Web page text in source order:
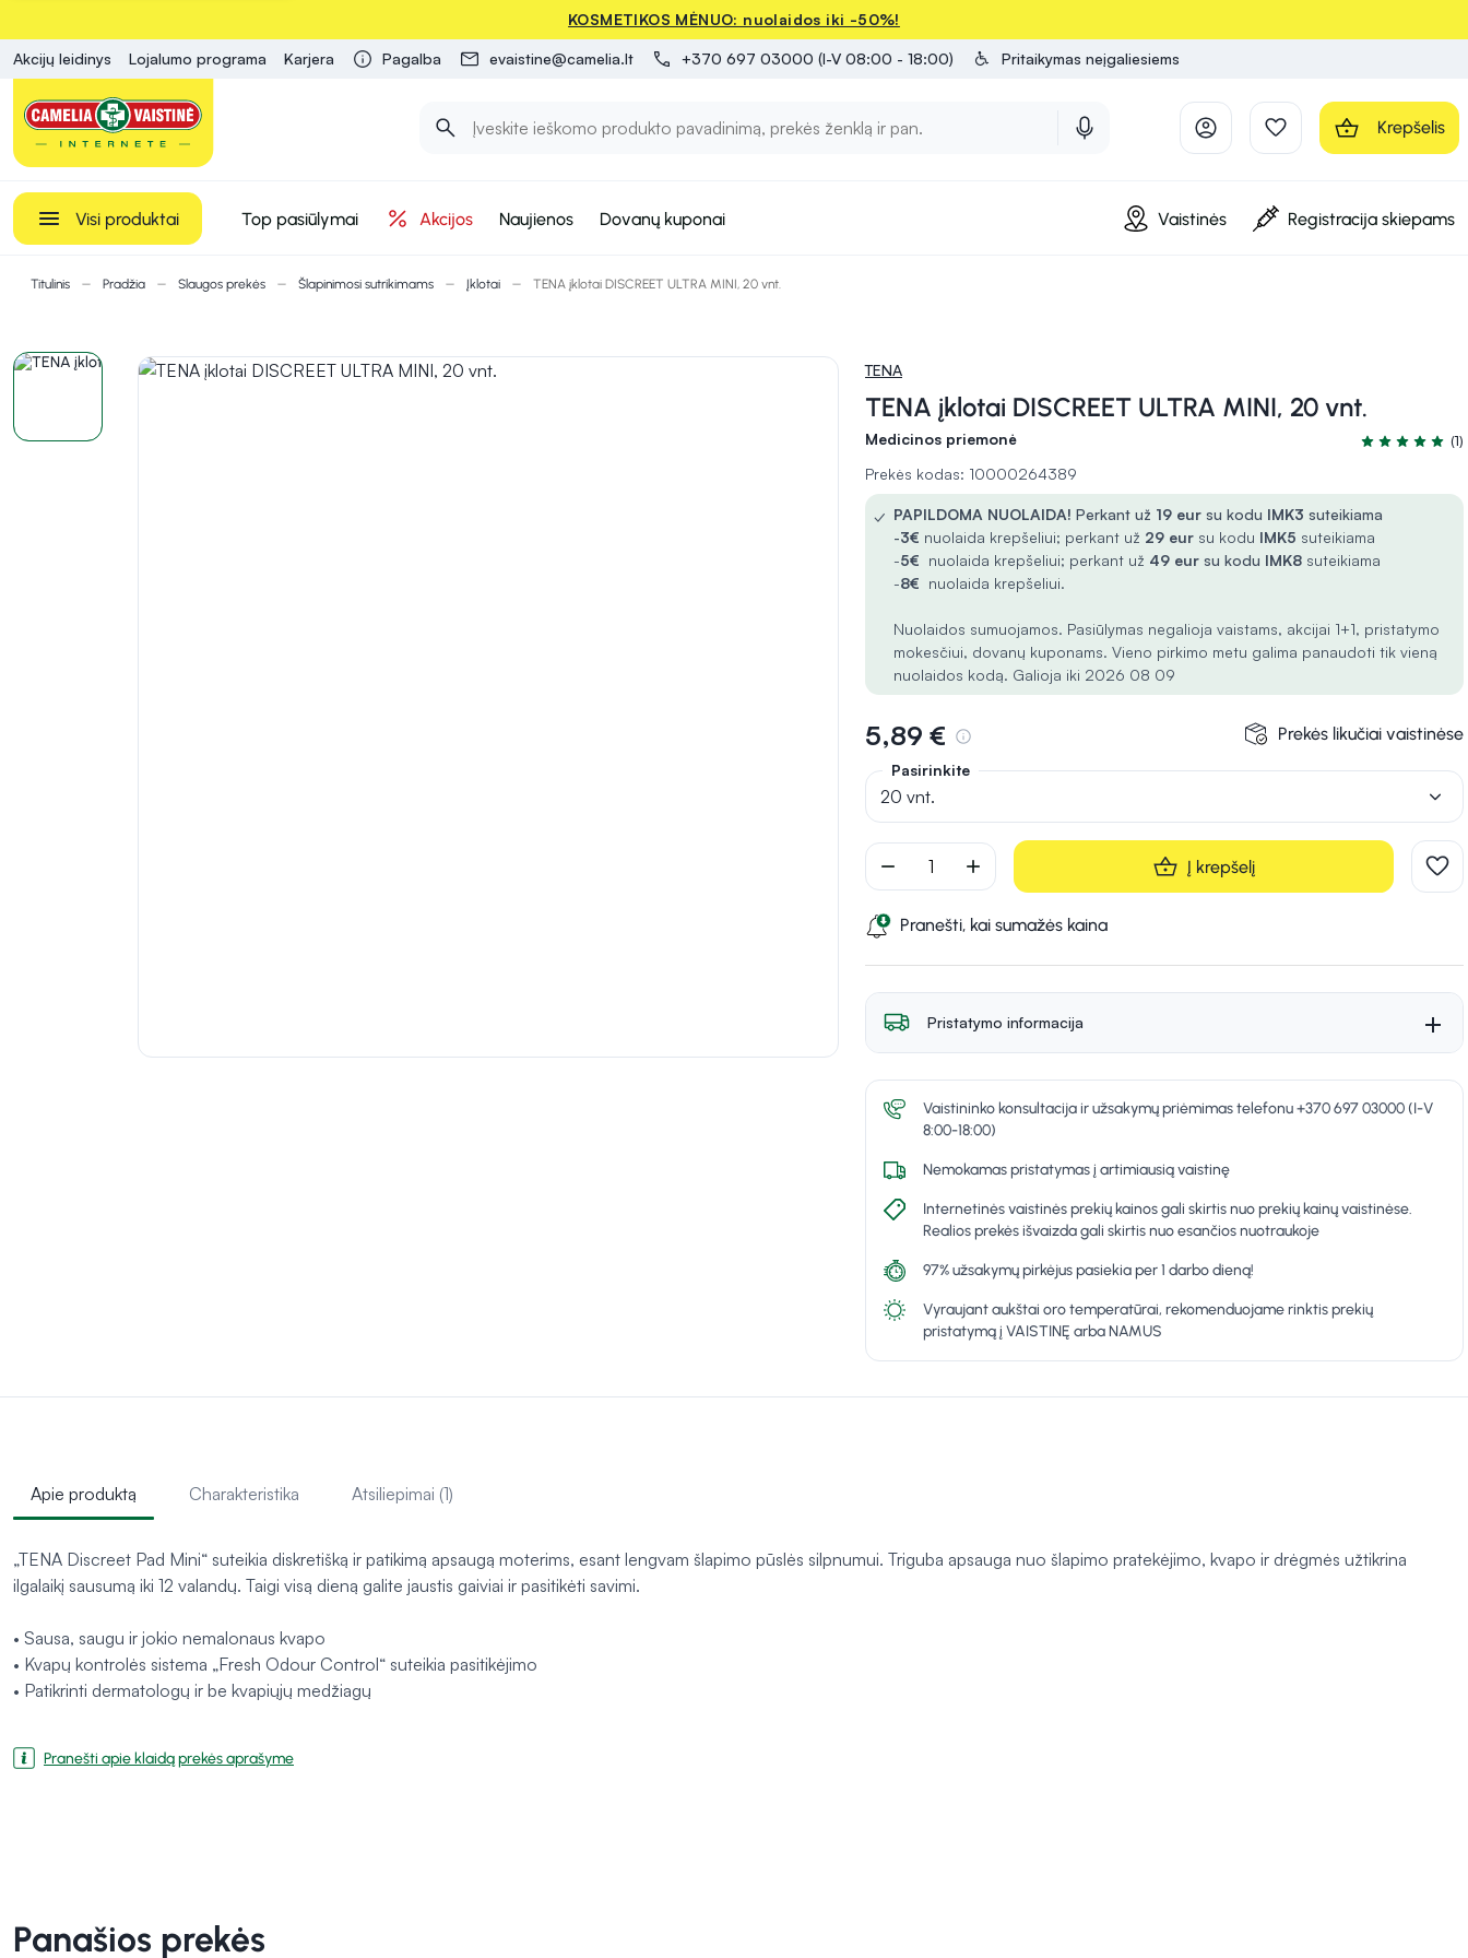
KOSMETIKOS MĖNUO: nuolaidos iki -50%!
Akcijų leidinys Lojalumo programa Karjera Pagalba evaistine@camelia.lt +370 697 03000 (I-V 08:00 - 18:00) Pritaikymas neįgaliesiems
Krepšelis
Visi produktai Top pasiūlymai Akcijos Naujienos Dovanų kuponai Vaistinės Registracija skiepams
Titulinis Pradžia Slaugos prekės Šlapinimosi sutrikimams Įklotai TENA įklotai DISCREET ULTRA MINI, 20 vnt.
TENA
TENA įklotai DISCREET ULTRA MINI, 20 vnt.
Medicinos priemonė
Įvertinimas
(1)
Prekės kodas: 10000264389
✓ PAPILDOMA NUOLAIDA! Perkant už 19 eur su kodu IMK3 suteikiama
-3€ nuolaida krepšeliui; perkant už 29 eur su kodu IMK5 suteikiama
-5€ nuolaida krepšeliui; perkant už 49 eur su kodu IMK8 suteikiama
-8€ nuolaida krepšeliui.
Nuolaidos sumuojamos. Pasiūlymas negalioja vaistams, akcijai 1+1, pristatymo
mokesčiui, dovanų kuponams. Vieno pirkimo metu galima panaudoti tik vieną
nuolaidos kodą. Galioja iki 2026 08 09
5,89 € Prekės likučiai vaistinėse
Pasirinkite
20 vnt.
remove add Į krepšelį
Pranešti, kai sumažės kaina
Pristatymo informacija
Vaistininko konsultacija ir užsakymų priėmimas telefonu +370 697 03000 (I-V
8:00-18:00)
Nemokamas pristatymas į artimiausią vaistinę
Internetinės vaistinės prekių kainos gali skirtis nuo prekių kainų vaistinėse.
Realios prekės išvaizda gali skirtis nuo esančios nuotraukoje
97% užsakymų pirkėjus pasiekia per 1 darbo dieną!
Vyraujant aukštai oro temperatūrai, rekomenduojame rinktis prekių
pristatymą į VAISTINĘ arba NAMUS
Apie produktą Charakteristika Atsiliepimai (1)
„TENA Discreet Pad Mini“ suteikia diskretišką ir patikimą apsaugą moterims, esant lengvam šlapimo pūslės silpnumui. Triguba apsauga nuo šlapimo pratekėjimo, kvapo ir drėgmės užtikrina
ilgalaikį sausumą iki 12 valandų. Taigi visą dieną galite jaustis gaiviai ir pasitikėti savimi.
• Sausa, saugu ir jokio nemalonaus kvapo
• Kvapų kontrolės sistema „Fresh Odour Control“ suteikia pasitikėjimo
• Patikrinti dermatologų ir be kvapiųjų medžiagų
Pranešti apie klaidą prekės aprašyme
Panašios prekės